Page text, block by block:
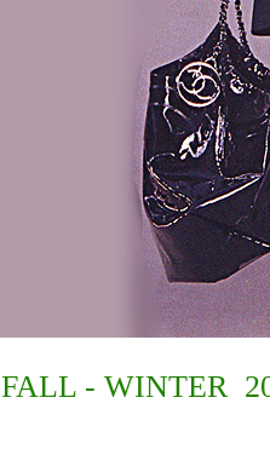
FALL - WINTER